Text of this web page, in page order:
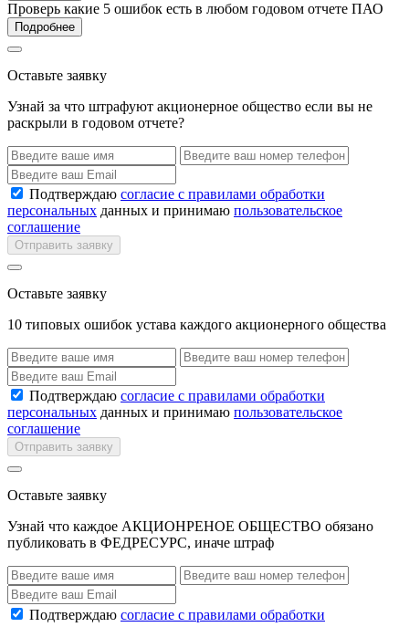
Проверь какие 5 ошибок есть в любом годовом отчете ПАО
Подробнее
Оставьте заявку
Узнай за что штрафуют акционерное общество если вы не
раскрыли в годовом отчете?
Подтверждаю согласие с правилами обработки
персональных данных и принимаю пользовательское
соглашение
Отправить заявку
Оставьте заявку
10 типовых ошибок устава каждого акционерного общества
Подтверждаю согласие с правилами обработки
персональных данных и принимаю пользовательское
соглашение
Отправить заявку
Оставьте заявку
Узнай что каждое АКЦИОНРЕНОЕ ОБЩЕСТВО обязано
публиковать в ФЕДРЕСУРС, иначе штраф
Подтверждаю согласие с правилами обработки